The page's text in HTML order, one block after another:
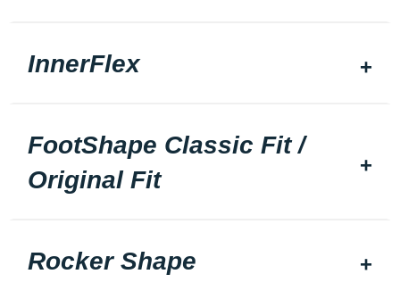
InnerFlex
FootShape Classic Fit /
Original Fit
Rocker Shape